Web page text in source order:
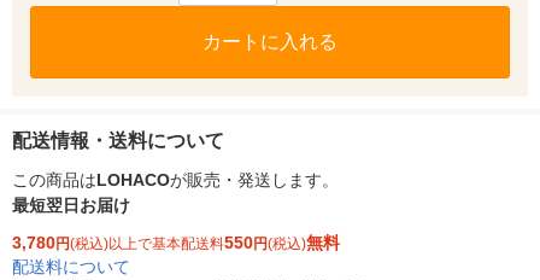
カートに入れる
配送情報・送料について
この商品はLOHACOが販売・発送します。
最短翌日お届け
3,780円(税込)以上で基本配送料550円(税込)無料
配送料について